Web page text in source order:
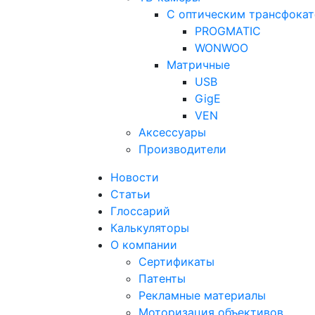
С оптическим
PROGMATIC
WONWOO
Матричные
USB
GigE
VEN
Аксессуары
Производители
Новости
Статьи
Глоссарий
Калькуляторы
О компании
Сертификаты
Патенты
Рекламные материалы
Моторизация объективов